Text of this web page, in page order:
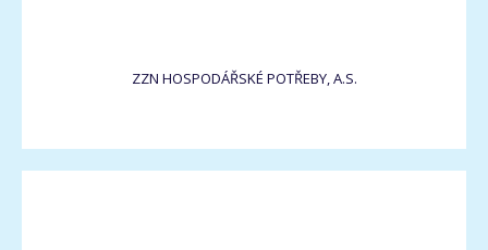
ZZN HOSPODÁŘSKÉ POTŘEBY, A.S.